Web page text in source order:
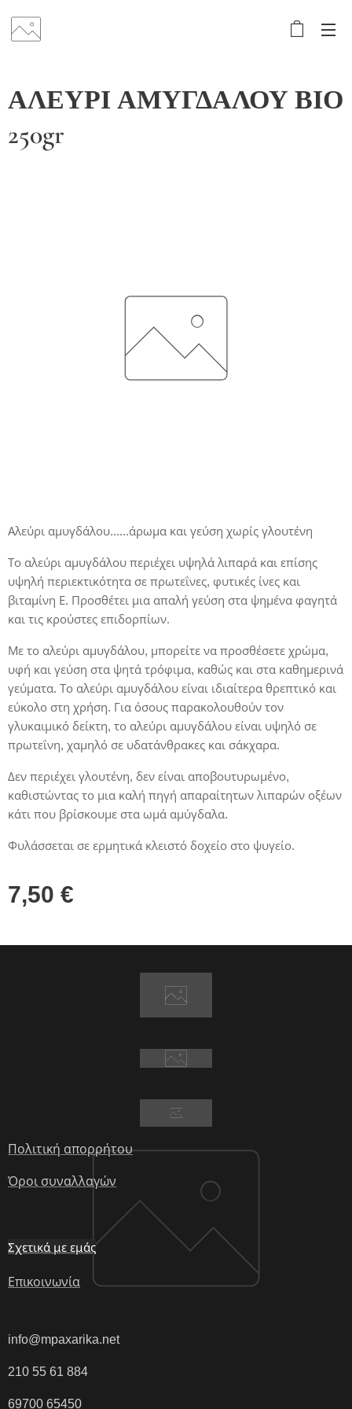
ΑΛΕΥΡΙ ΑΜΥΓΔΑΛΟΥ ΒΙΟ
250gr
Αλεύρι αμυγδάλου......άρωμα και γεύση χωρίς γλουτένη
Το αλεύρι αμυγδάλου περιέχει υψηλά λιπαρά και επίσης
υψηλή περιεκτικότητα σε πρωτεΐνες, φυτικές ίνες και
βιταμίνη Ε. Προσθέτει μια απαλή γεύση στα ψημένα φαγητά
και τις κρούστες επιδορπίων.
Με το αλεύρι αμυγδάλου, μπορείτε να προσθέσετε χρώμα,
υφή και γεύση στα ψητά τρόφιμα, καθώς και στα καθημερινά
γεύματα. Το αλεύρι αμυγδάλου είναι ιδιαίτερα θρεπτικό και
εύκολο στη χρήση. Για όσους παρακολουθούν τον
γλυκαιμικό δείκτη, το αλεύρι αμυγδάλου είναι υψηλό σε
πρωτεΐνη, χαμηλό σε υδατάνθρακες και σάκχαρα.
Δεν περιέχει γλουτένη, δεν είναι αποβουτυρωμένο,
καθιστώντας το μια καλή πηγή απαραίτητων λιπαρών οξέων
κάτι που βρίσκουμε στα ωμά αμύγδαλα.
Φυλάσσεται σε ερμητικά κλειστό δοχείο στο ψυγείο.
7,50 €
Πολιτική απορρήτου
Όροι συναλλαγών
Σχετικά με εμάς
Επικοινωνία
info@mpaxarika.net
210 55 61 884
69700 65450